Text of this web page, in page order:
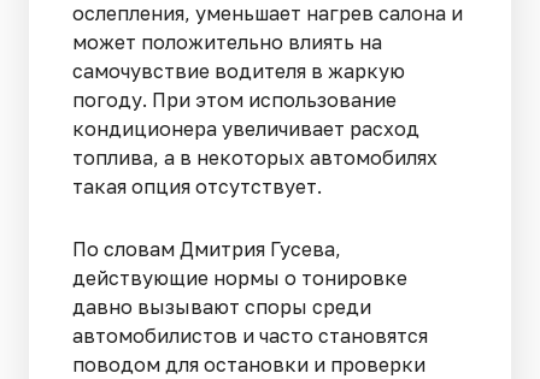
ослепления, уменьшает нагрев салона и
может положительно влиять на
самочувствие водителя в жаркую
погоду. При этом использование
кондиционера увеличивает расход
топлива, а в некоторых автомобилях
такая опция отсутствует.
По словам Дмитрия Гусева,
действующие нормы о тонировке
давно вызывают споры среди
автомобилистов и часто становятся
поводом для остановки и проверки